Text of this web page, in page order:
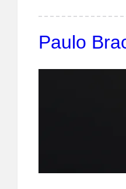
Paulo